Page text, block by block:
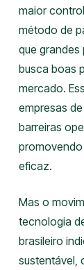
maior
método de
que grandes
busca boas
mercado.
empresas
barreiras
eficaz.
Mas o
tecnologia
brasileiro
sustentável,